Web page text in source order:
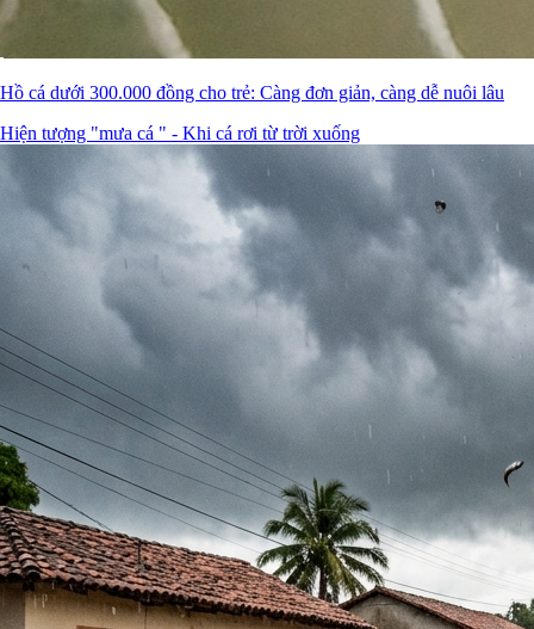
Hồ cá dưới 300.000 đồng cho trẻ: Càng đơn giản, càng dễ nuôi lâu
Hiện tượng "mưa cá " - Khi cá rơi từ trời xuống